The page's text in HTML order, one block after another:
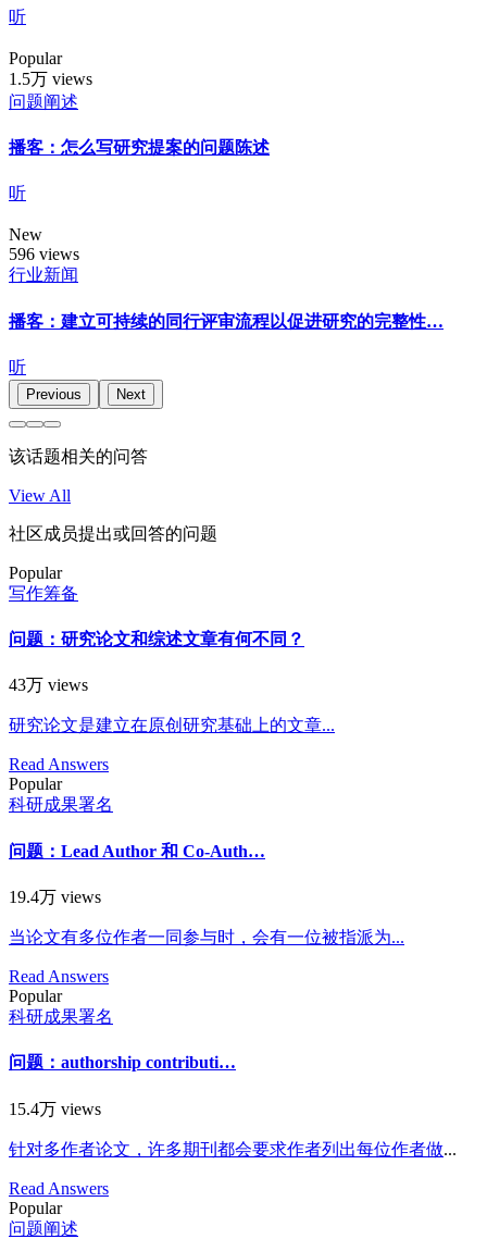
听
Popular
1.5万 views
问题阐述
播客：怎么写研究提案的问题陈述
听
New
596 views
行业新闻
播客：建立可持续的同行评审流程以促进研究的完整性…
听
Previous Next
该话题相关的问答
View All
社区成员提出或回答的问题
Popular
写作筹备
问题：研究论文和综述文章有何不同？
43万 views
研究论文是建立在原创研究基础上的文章...
Read Answers
Popular
科研成果署名
问题：Lead Author 和 Co-Auth…
19.4万 views
当论文有多位作者一同参与时，会有一位被指派为...
Read Answers
Popular
科研成果署名
问题：authorship contributi…
15.4万 views
针对多作者论文，许多期刊都会要求作者列出每位作者做...
Read Answers
Popular
问题阐述